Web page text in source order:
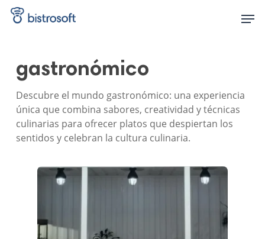
Skip
gastronómico
Descubre el mundo gastronómico: una experiencia
única que combina sabores, creatividad y técnicas
culinarias para ofrecer platos que despiertan los
sentidos y celebran la cultura culinaria.